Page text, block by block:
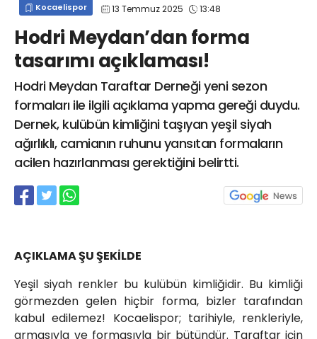
Kocaelispor 13 Temmuz 2025 13:48
Hodri Meydan’dan forma
tasarımı açıklaması!
Hodri Meydan Taraftar Derneği yeni sezon
formaları ile ilgili açıklama yapma gereği duydu.
Dernek, kulübün kimliğini taşıyan yeşil siyah
ağırlıklı, camianın ruhunu yansıtan formaların
acilen hazırlanması gerektiğini belirtti.
AÇIKLAMA ŞU ŞEKİLDE
Yeşil siyah renkler bu kulübün kimliğidir. Bu kimliği
görmezden gelen hiçbir forma, bizler tarafından
kabul edilemez! Kocaelispor; tarihiyle, renkleriyle,
armasıyla ve formasıyla bir bütündür. Taraftar için
info@spor41.com